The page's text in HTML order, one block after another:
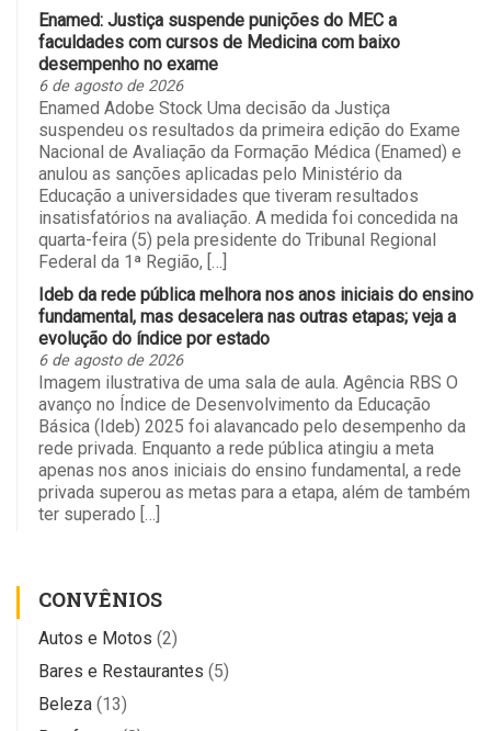
Enamed: Justiça suspende punições do MEC a
faculdades com cursos de Medicina com baixo
desempenho no exame
6 de agosto de 2026
Enamed Adobe Stock Uma decisão da Justiça
suspendeu os resultados da primeira edição do Exame
Nacional de Avaliação da Formação Médica (Enamed) e
anulou as sanções aplicadas pelo Ministério da
Educação a universidades que tiveram resultados
insatisfatórios na avaliação. A medida foi concedida na
quarta-feira (5) pela presidente do Tribunal Regional
Federal da 1ª Região, […]
Ideb da rede pública melhora nos anos iniciais do ensino
fundamental, mas desacelera nas outras etapas; veja a
evolução do índice por estado
6 de agosto de 2026
Imagem ilustrativa de uma sala de aula. Agência RBS O
avanço no Índice de Desenvolvimento da Educação
Básica (Ideb) 2025 foi alavancado pelo desempenho da
rede privada. Enquanto a rede pública atingiu a meta
apenas nos anos iniciais do ensino fundamental, a rede
privada superou as metas para a etapa, além de também
ter superado […]
CONVÊNIOS
Autos e Motos (2)
Bares e Restaurantes (5)
Beleza (13)